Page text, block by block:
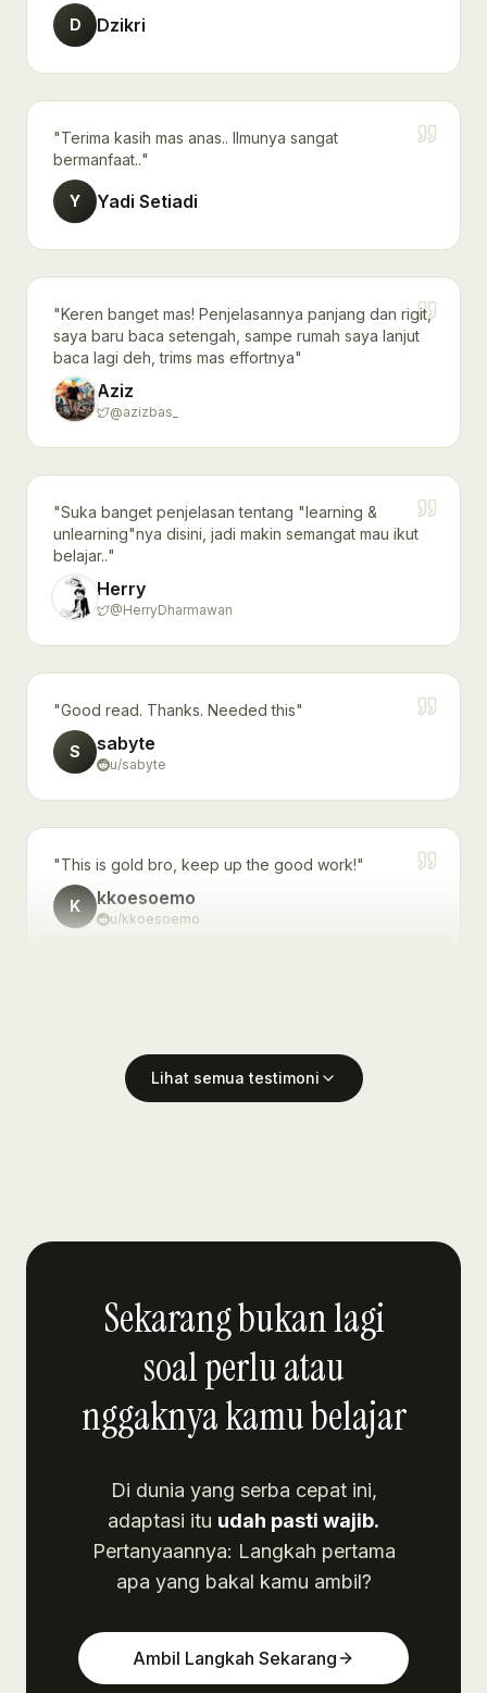
D Dzikri
"Terima kasih mas anas.. Ilmunya sangat
bermanfaat.."
Y Yadi Setiadi
"Keren banget mas! Penjelasannya panjang dan rigit,
saya baru baca setengah, sampe rumah saya lanjut
baca lagi deh, trims mas effortnya"
Aziz
@azizbas_
"Suka banget penjelasan tentang "learning &
unlearning"nya disini, jadi makin semangat mau ikut
belajar.."
Herry
@HerryDharmawan
"Good read. Thanks. Needed this"
S sabyte
u/sabyte
"This is gold bro, keep up the good work!"
K kkoesoemo
u/kkoesoemo
kudagan
kudaganLihat semua testimoni
Sekarang bukan lagi
soal perlu atau
nggaknya kamu belajar
Di dunia yang serba cepat ini,
adaptasi itu udah pasti wajib.
Pertanyaannya: Langkah pertama
apa yang bakal kamu ambil?
Ambil Langkah Sekarang